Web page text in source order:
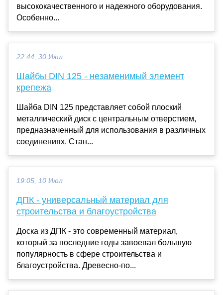
высококачественного и надежного оборудования.
Особенно...
22:44, 30 Июл
Шайбы DIN 125 - незаменимый элемент
крепежа
Шайба DIN 125 представляет собой плоский
металлический диск с центральным отверстием,
предназначенный для использования в различных
соединениях. Стан...
19:05, 10 Июл
ДПК - универсальный материал для
строительства и благоустройства
Доска из ДПК - это современный материал,
который за последние годы завоевал большую
популярность в сфере строительства и
благоустройства. Древесно-по...